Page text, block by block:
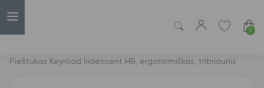
0
Pieštukas Keyroad Iridescent HB, ergonomiškas, tribriaunis